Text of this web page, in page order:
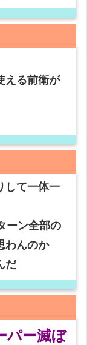
える前衛が
して一体一
ーン全部の
わんのか
だ
パー滅ぼ